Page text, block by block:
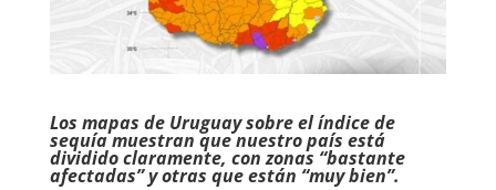
Los mapas de Uruguay sobre el índice de
sequía muestran que nuestro país está
dividido claramente, con zonas “bastante
afectadas” y otras que están “muy bien”.